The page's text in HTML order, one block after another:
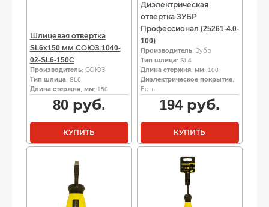
Шлицевая отвертка
SL6x150 мм СОЮЗ 1040-
02-SL6-150C
Производитель: СОЮЗ
Тип шлица: SL6
Длина стержня, мм: 150
80руб.
КУПИТЬ
Диэлектрическая
отвертка ЗУБР
Профессионал (25261-4.0-
100)
Производитель: Зубр
Тип шлица: SL4
Длина стержня, мм: 100
Диэлектрическое покрытие:
Есть
194руб.
КУПИТЬ